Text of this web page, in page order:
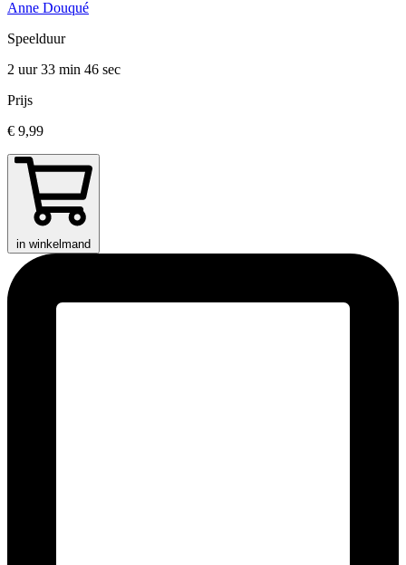
Anne Douqué
Speelduur
2 uur 33 min 46 sec
Prijs
€ 9,99
in winkelmand